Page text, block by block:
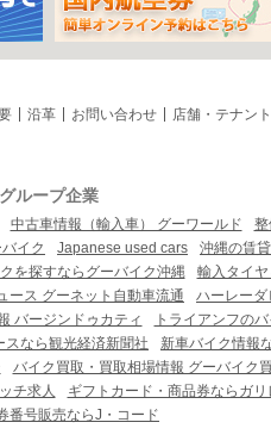
沿革 お問い合わせ 店舗・テナン
グループ企業
中古車情報（輸入車） グーワールド
整
イク Japanese used cars
沖縄の賃
を探すならグーバイク沖縄
輸入タイ
ース グーネット自動車流通
ハーレー
バージンドゥカティ
トライアンフの
スなら観光経済新聞社
新車バイク情報
バイク買取・買取相場情報 グーバイク
チ求人 ギフトカード・商品券ならガリ
番号販売ならJ・コード